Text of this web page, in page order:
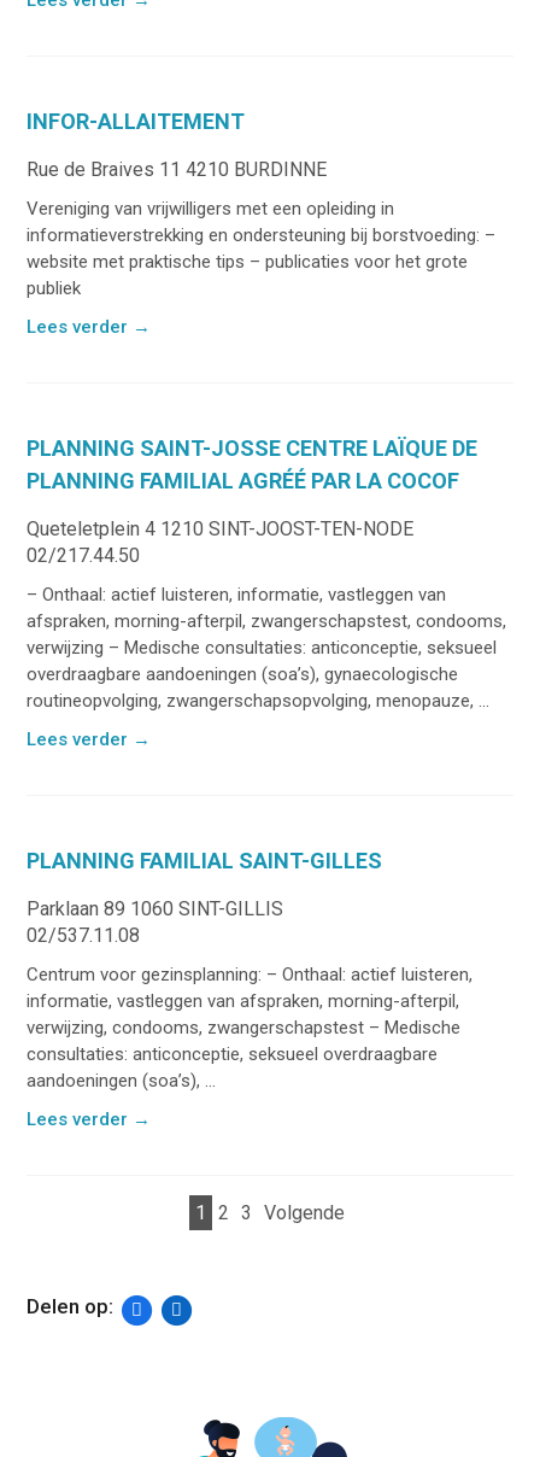
INFOR-ALLAITEMENT
Rue de Braives 11 4210 BURDINNE
Vereniging van vrijwilligers met een opleiding in
informatieverstrekking en ondersteuning bij borstvoeding: –
website met praktische tips – publicaties voor het grote
publiek
Lees verder →
PLANNING SAINT-JOSSE CENTRE LAÏQUE DE
PLANNING FAMILIAL AGRÉÉ PAR LA COCOF
Queteletplein 4 1210 SINT-JOOST-TEN-NODE
02/217.44.50
– Onthaal: actief luisteren, informatie, vastleggen van
afspraken, morning-afterpil, zwangerschapstest, condooms,
verwijzing – Medische consultaties: anticonceptie, seksueel
overdraagbare aandoeningen (soa’s), gynaecologische
routineopvolging, zwangerschapsopvolging, menopauze, ...
Lees verder →
PLANNING FAMILIAL SAINT-GILLES
Parklaan 89 1060 SINT-GILLIS
02/537.11.08
Centrum voor gezinsplanning: – Onthaal: actief luisteren,
informatie, vastleggen van afspraken, morning-afterpil,
verwijzing, condooms, zwangerschapstest – Medische
consultaties: anticonceptie, seksueel overdraagbare
aandoeningen (soa’s), ...
Lees verder →
1 2 3 Volgende
Delen op: